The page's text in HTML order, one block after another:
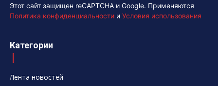
Этот сайт защищен reCAPTCHA и Google. Применяются
Политика конфиденциальности и Условия использования
Категории
Лента новостей